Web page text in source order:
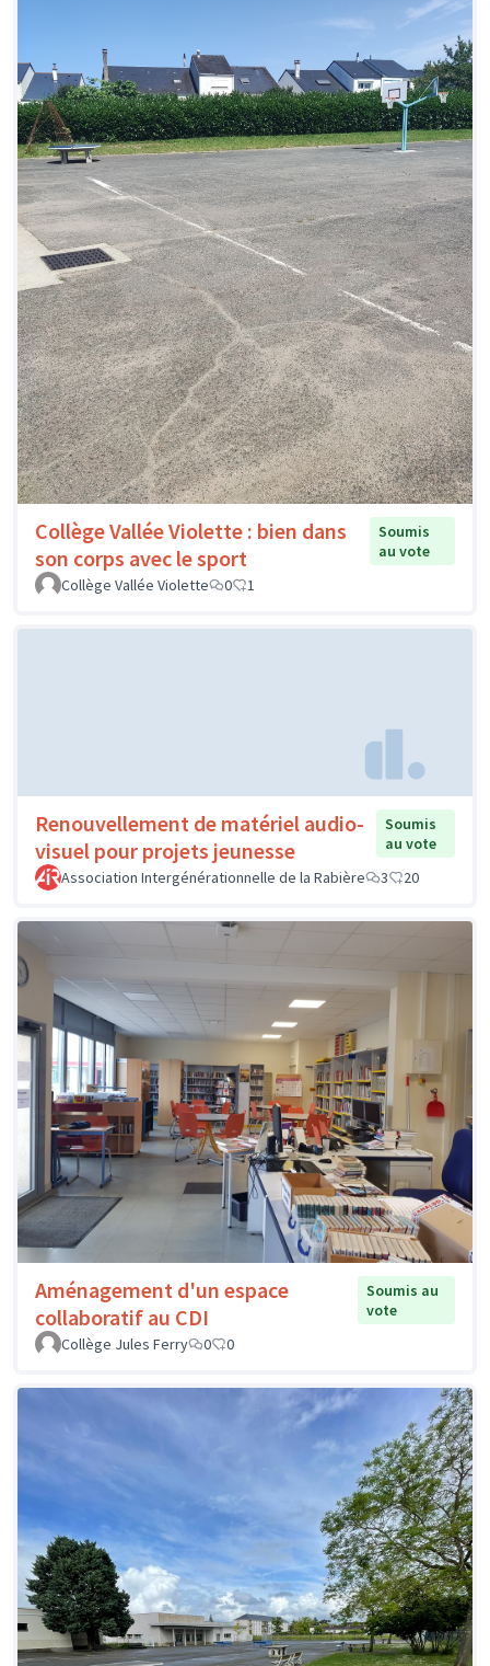
Collège Vallée Violette : bien dans
son corps avec le sport
Soumis
au vote
Collège Vallée Violette
0 1
Renouvellement de matériel audio-
visuel pour projets jeunesse
Soumis
au vote
Association Intergénérationnelle de la Rabière
3 20
Aménagement d'un espace
collaboratif au CDI
Soumis au
vote
Collège Jules Ferry
0 0